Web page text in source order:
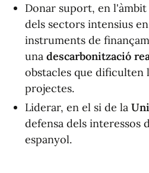
Donar suport, en
dels sectors intensius
instruments de
una descarbonització
obstacles que dificulten
projectes.
Liderar, en el si de la
defensa dels interessos
espanyol.